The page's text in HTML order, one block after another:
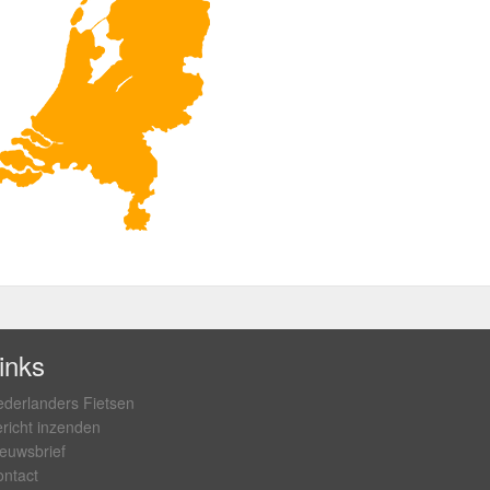
Fietsen
inzenden